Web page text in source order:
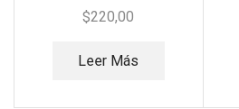
Series
$220,00
Leer Más